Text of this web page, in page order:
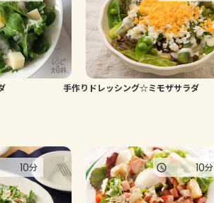
手作りドレッシング☆ミモザサラダ
10分 10分